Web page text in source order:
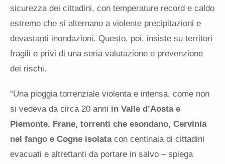
sicurezza dei cittadini, con temperature record e caldo
estremo che si alternano a violente precipitazioni e
devastanti inondazioni. Questo, poi, insiste su territori
fragili e privi di una seria valutazione e prevenzione
dei rischi.
“Una pioggia torrenziale violenta e intensa, come non
si vedeva da circa 20 anni in Valle d’Aosta e
Piemonte. Frane, torrenti che esondano, Cervinia
nel fango e Cogne isolatacon centinaia di cittadini
evacuati e altrettanti da portare in salvo – spiega